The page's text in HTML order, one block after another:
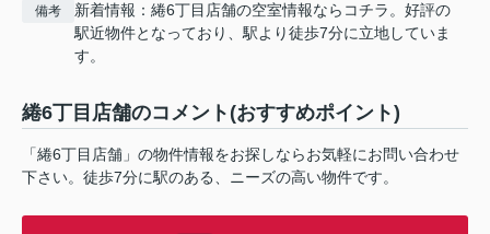
備考
新着情報：綣6丁目店舗の空室情報ならコチラ。好評の
駅近物件となっており、駅より徒歩7分に立地していま
す。
綣6丁目店舗のコメント(おすすめポイント)
「綣6丁目店舗」の物件情報をお探しならお気軽にお問い合わせ
下さい。徒歩7分に駅のある、ニーズの高い物件です。